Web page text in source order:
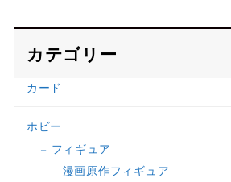
カテゴリー
カード
ホビー
フィギュア
漫画原作フィギュア